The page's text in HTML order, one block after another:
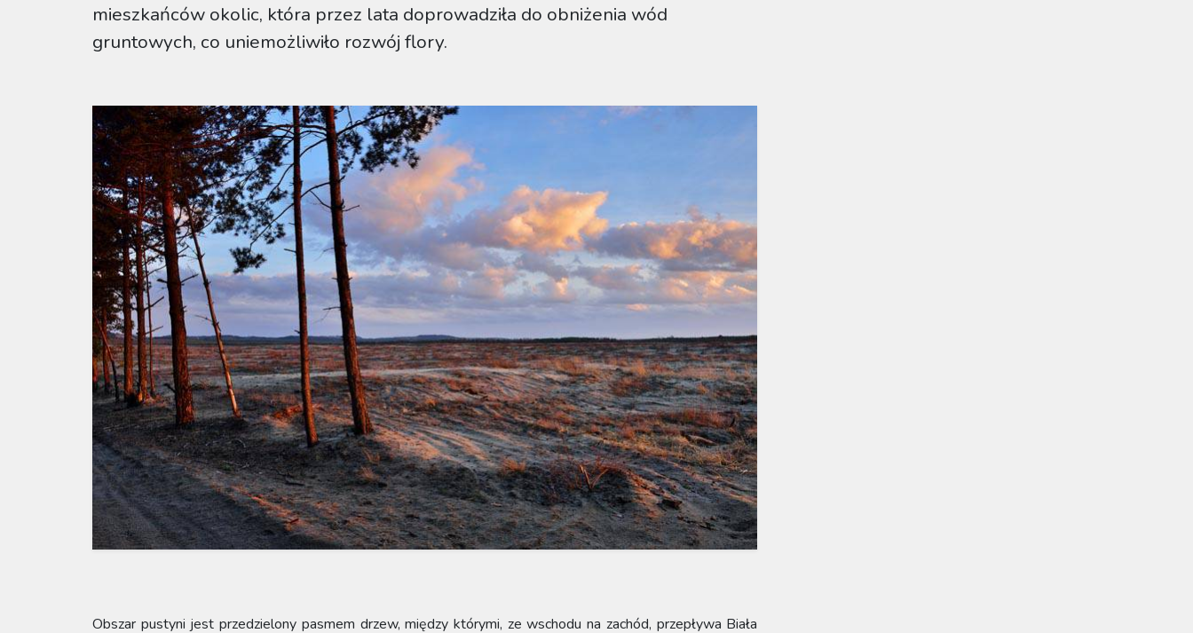
mieszkańców okolic, która przez lata doprowadziła do obniżenia wód
gruntowych, co uniemożliwiło rozwój flory.
Obszar pustyni jest przedzielony pasmem drzew, między którymi, ze wschodu na zachód, przepływa Biała